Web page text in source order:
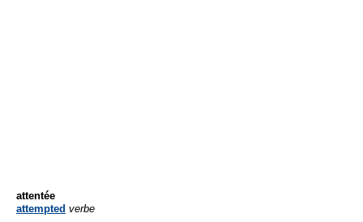
attentée
attempted verbe